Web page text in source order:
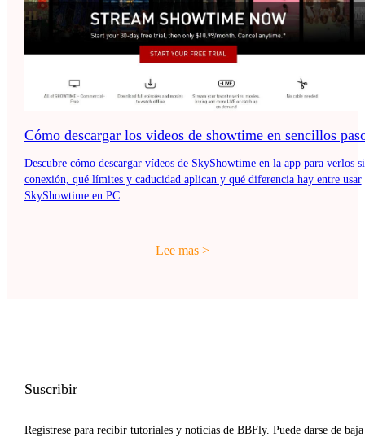
Cómo descargar los videos de showtime en sencillos
Descubre cómo descargar vídeos de SkyShowtime en la app para verlos
conexión, qué límites y caducidad aplican y qué diferencia hay entre usar
SkyShowtime en PC
Lee mas >
Suscribir
Regístrese para recibir tutoriales y noticias de BBFly. Puede darse de baja